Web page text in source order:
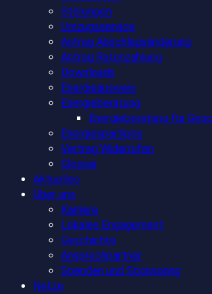
Störungen
Umzugsservice
Antrag Abschlagsänderung
Antrag Ratenzahlung
Downloads
Energieausweis
Energieberatung
Energieberatung für
Energiespartipps
Vertrag Widerrufen
Glossar
Aktuelles
Über uns
Karriere
Lokales Engagement
Geschichte
Ansprechpartner
Spenden und Sponsoring
Netze